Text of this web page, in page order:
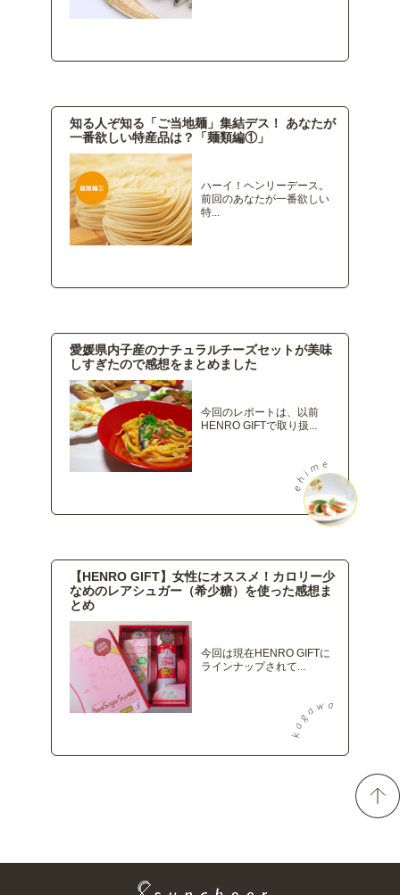
知る人ぞ知る「ご当地麺」集結デス！ あなたが
一番欲しい特産品は？「麺類編①」
ハーイ！ヘンリーデース。
前回のあなたが一番欲しい
特...
愛媛県内子産のナチュラルチーズセットが美味
しすぎたので感想をまとめました
今回のレポートは、以前
HENRO GIFTで取り扱...
【HENRO GIFT】女性にオススメ！カロリー少
なめのレアシュガー（希少糖）を使った感想ま
とめ
今回は現在HENRO GIFTに
ラインナップされて...